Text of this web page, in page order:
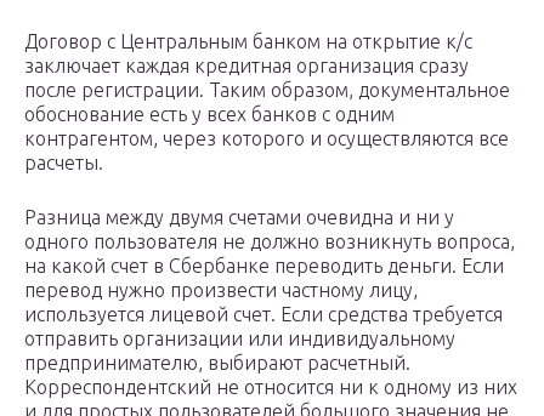
Договор с Центральным банком на открытие к/с
заключает каждая кредитная организация сразу
после регистрации. Таким образом, документальное
обоснование есть у всех банков с одним
контрагентом, через которого и осуществляются все
расчеты.
Разница между двумя счетами очевидна и ни у
одного пользователя не должно возникнуть вопроса,
на какой счет в Сбербанке переводить деньги. Если
перевод нужно произвести частному лицу,
используется лицевой счет. Если средства требуется
отправить организации или индивидуальному
предпринимателю, выбирают расчетный.
Корреспондентский не относится ни к одному из них
и для простых пользователей большого значения не